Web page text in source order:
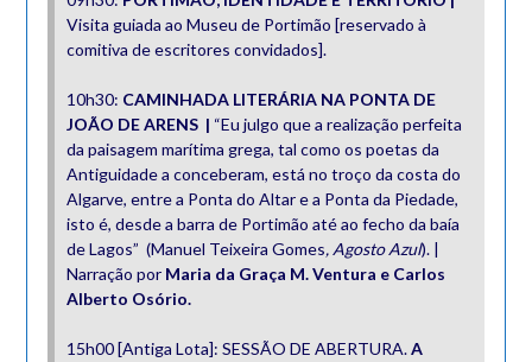
Visita guiada ao Museu de Portimão [reservado à
comitiva de escritores convidados].
10h30: CAMINHADA LITERÁRIA NA PONTA DE
JOÃO DE ARENS | “Eu julgo que a realização perfeita
da paisagem marítima grega, tal como os poetas da
Antiguidade a conceberam, está no troço da costa do
Algarve, entre a Ponta do Altar e a Ponta da Piedade,
isto é, desde a barra de Portimão até ao fecho da baía
de Lagos” (Manuel Teixeira Gomes, Agosto Azul). |
Narração porMaria da Graça M. Ventura e Carlos
Alberto Osório.
15h00 [Antiga Lota]: SESSÃO DE ABERTURA.A